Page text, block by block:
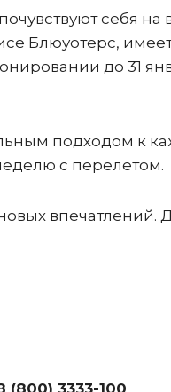
себя
Блюуотерс,
до 31
подходом к
с перелетом.
впечатлений.
(800) 3333-100